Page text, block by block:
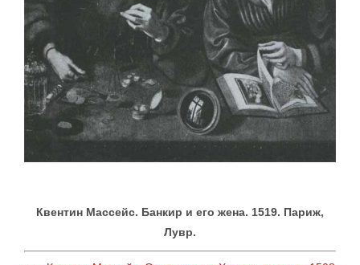
Квентин Массейс. Банкир и его жена. 1519. Париж,
Лувр.